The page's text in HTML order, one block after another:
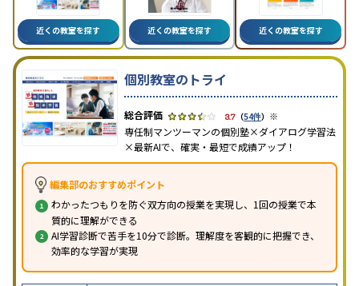
近くの教室を探す 近くの教室を探す 近くの教室を探す
個別教室のトライ
3.7 （54件） ※
専任制マンツーマンの個別塾×ダイアログ学習法
×最新AIで、確実・最短で成績アップ！
編集部のおすすめポイント
わかったつもりを防ぐ双方向の授業を実現し、1回の授業で本
質的に理解ができる
AI学習診断で苦手を10分で診断。理解度を客観的に把握でき、
効率的な学習が実現